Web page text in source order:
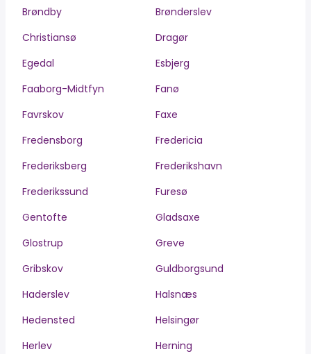
Brøndby
Brønderslev
Christiansø
Dragør
Egedal
Esbjerg
Faaborg-Midtfyn
Fanø
Favrskov
Faxe
Fredensborg
Fredericia
Frederiksberg
Frederikshavn
Frederikssund
Furesø
Gentofte
Gladsaxe
Glostrup
Greve
Gribskov
Guldborgsund
Haderslev
Halsnæs
Hedensted
Helsingør
Herlev
Herning